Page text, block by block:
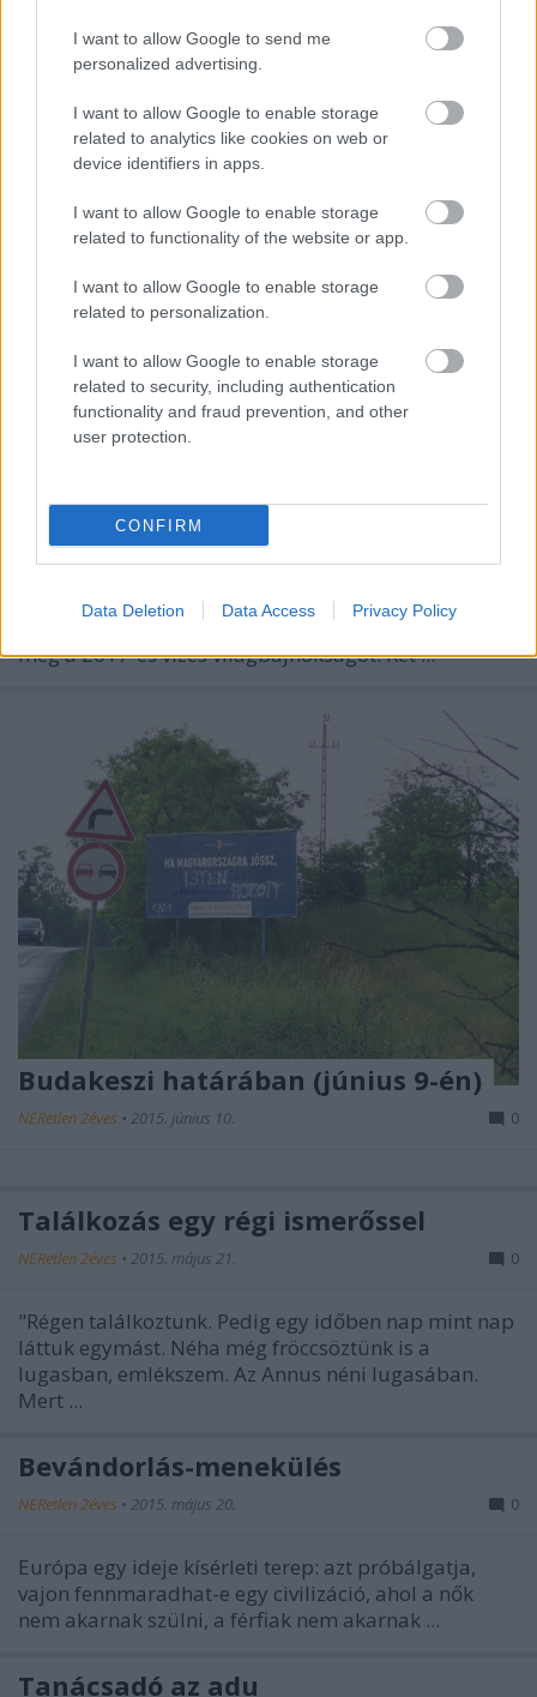
I want to allow Google to send me
personalized advertising.
I want to allow Google to enable storage
related to analytics like cookies on web or
device identifiers in apps.
I want to allow Google to enable storage
related to functionality of the website or app.
I want to allow Google to enable storage
related to personalization.
I want to allow Google to enable storage
related to security, including authentication
functionality and fraud prevention, and other
user protection.
CONFIRM
Data Deletion Data Access Privacy Policy
A szekszárdiból eddig leginkább a vörös volt ismert,
de lehet, ez nem sokáig lesz így. A kormány második
embere,Lázár Jánosjúnius ...
Olimpia, ha magyar
NERetlen 2éves• 2015. június 15.
Március végén döntött a magyar országgyűlés, hogy
a visszalépő Guadalajara helyett Budapest rendezi
meg a 2017-es vizes világbajnokságot. Két ...
Budakeszi határában (június 9-én)
NERetlen 2éves • 2015. június 10. 0
Találkozás egy régi ismerőssel
NERetlen 2éves • 2015. május 21. 0
"Régen találkoztunk. Pedig egy időben nap mint nap
láttuk egymást. Néha még fröccsöztünk is a
lugasban, emlékszem. Az Annus néni lugasában.
Mert ...
Bevándorlás-menekülés
NERetlen 2éves • 2015. május 20. 0
Európa egy ideje kísérleti terep: azt próbálgatja,
vajon fennmaradhat-e egy civilizáció, ahol a nők
nem akarnak szülni, a férfiak nem akarnak ...
Tanácsadó az adu